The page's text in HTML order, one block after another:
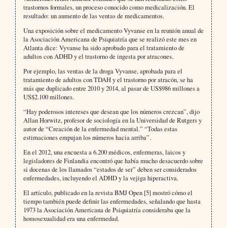
trastornos formales, un proceso conocido como medicalización. El
resultado: un aumento de las ventas de medicamentos.
Una exposición sobre el medicamento Vyvanse en la reunión anual de
la Asociación Americana de Psiquiatría que se realizó este mes en
Atlanta dice: Vyvanse ha sido aprobado para el tratamiento de
adultos con ADHD y el trastorno de ingesta por atracones.
Por ejemplo, las ventas de la droga Vyvanse, aprobada para el
tratamiento de adultos con TDAH y el trastorno por atracón, se ha
más que duplicado entre 2010 y 2014, al pasar de US$986 millones a
US$2.100 millones.
“Hay poderosos intereses que desean que los números crezcan”, dijo
Allan Horwitz, profesor de sociología en la Universidad de Rutgers y
autor de “Creación de la enfermedad mental.” “Todas estas
estimaciones empujan los números hacia arriba”.
En el 2012, una encuesta a 6.200 médicos, enfermeras, laicos y
legisladores de Finlandia encontró que había mucho desacuerdo sobre
si docenas de los llamados “estados de ser” deben ser considerados
enfermedades, incluyendo el ADHD y la vejiga hiperactiva.
El artículo, publicado en la revista BMJ Open [5] mostró cómo el
tiempo también puede definir las enfermedades, señalando que hasta
1973 la Asociación Americana de Psiquiatría consideraba que la
homosexualidad era una enfermedad.